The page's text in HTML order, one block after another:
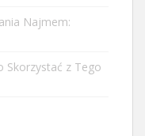
Najmem:
Skorzystać z Tego